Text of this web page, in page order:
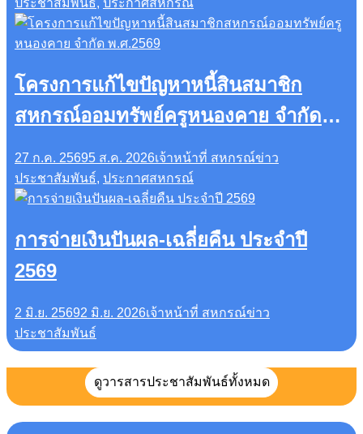
ประชาสัมพันธ์, ประกาศสหกรณ์
โครงการแก้ไขปัญหาหนี้สินสมาชิก
สหกรณ์ออมทรัพย์ครูหนองคาย จำกัด
27 ก.ค. 25695 ส.ค. 2026เจ้าหน้าที่ สหกรณ์ข่าว
ประชาสัมพันธ์, ประกาศสหกรณ์
การจ่ายเงินปันผล-เฉลี่ยคืน ประจำปี
2569
2 มิ.ย. 25692 มิ.ย. 2026เจ้าหน้าที่ สหกรณ์ข่าว
ประชาสัมพันธ์
ดูวารสารประชาสัมพันธ์ทั้งหมด